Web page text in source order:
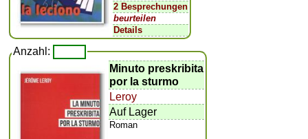
2 Besprechungen
beurteilen
Details
Anzahl:
Minuto preskribita
por la sturmo
Leroy
Auf Lager
Roman